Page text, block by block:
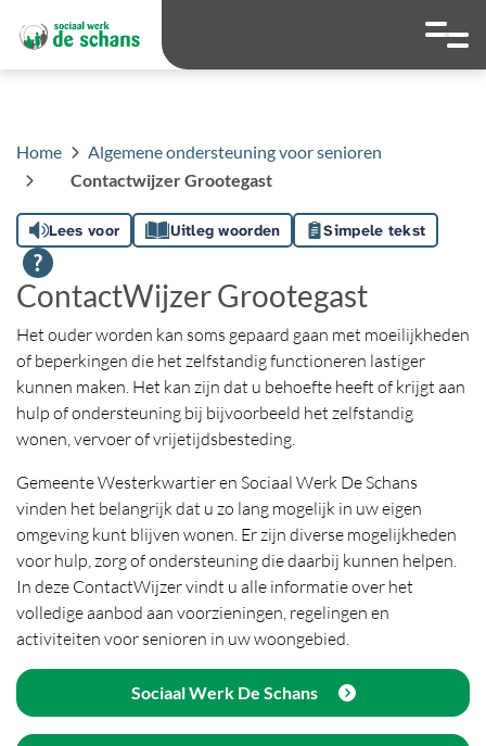
Hoog contrast
Ga naar
Home
Algemene ondersteuning voor senioren
Contactwijzer Grootegast
Lees voor Uitleg woorden Simpele tekst
ContactWijzer Grootegast
Het ouder worden kan soms gepaard gaan met moeilijkheden
of beperkingen die het zelfstandig functioneren lastiger
kunnen maken. Het kan zijn dat u behoefte heeft of krijgt aan
hulp of ondersteuning bij bijvoorbeeld het zelfstandig
wonen, vervoer of vrijetijdsbesteding.
Gemeente Westerkwartier en Sociaal Werk De Schans
vinden het belangrijk dat u zo lang mogelijk in uw eigen
omgeving kunt blijven wonen. Er zijn diverse mogelijkheden
voor hulp, zorg of ondersteuning die daarbij kunnen helpen.
In deze ContactWijzer vindt u alle informatie over het
volledige aanbod aan voorzieningen, regelingen en
activiteiten voor senioren in uw woongebied.
Sociaal Werk De Schans